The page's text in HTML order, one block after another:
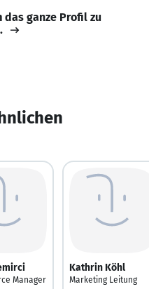
das ganze Profil zu
Manager
Kathrin Köhl
Marketing Leitung